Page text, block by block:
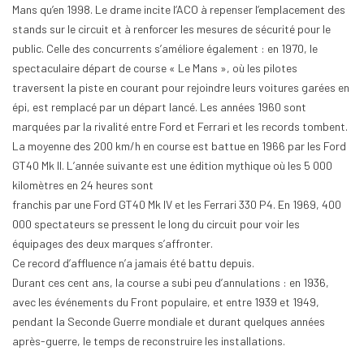
Mans qu’en 1998. Le drame incite l’ACO à repenser l’emplacement des
stands sur le circuit et à renforcer les mesures de sécurité pour le
public. Celle des concurrents s’améliore également : en 1970, le
spectaculaire départ de course « Le Mans », où les pilotes
traversent la piste en courant pour rejoindre leurs voitures garées en
épi, est remplacé par un départ lancé. Les années 1960 sont
marquées par la rivalité entre Ford et Ferrari et les records tombent.
La moyenne des 200 km/h en course est battue en 1966 par les Ford
GT40 Mk II. L’année suivante est une édition mythique où les 5 000
kilomètres en 24 heures sont
franchis par une Ford GT40 Mk IV et les Ferrari 330 P4. En 1969, 400
000 spectateurs se pressent le long du circuit pour voir les
équipages des deux marques s’affronter.
Ce record d’affluence n’a jamais été battu depuis.
Durant ces cent ans, la course a subi peu d’annulations : en 1936,
avec les événements du Front populaire, et entre 1939 et 1949,
pendant la Seconde Guerre mondiale et durant quelques années
après-guerre, le temps de reconstruire les installations.